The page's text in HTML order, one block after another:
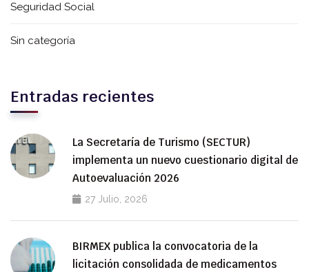
Seguridad Social
Sin categoría
Entradas recientes
La Secretaría de Turismo (SECTUR)
implementa un nuevo cuestionario digital de
Autoevaluación 2026
27 Julio, 2026
BIRMEX publica la convocatoria de la
licitación consolidada de medicamentos